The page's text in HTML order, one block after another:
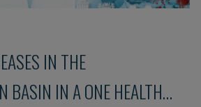
IN THE
BASIN IN A ONE HEALTH